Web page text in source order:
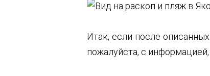
Итак, если после
пожалуйста, с